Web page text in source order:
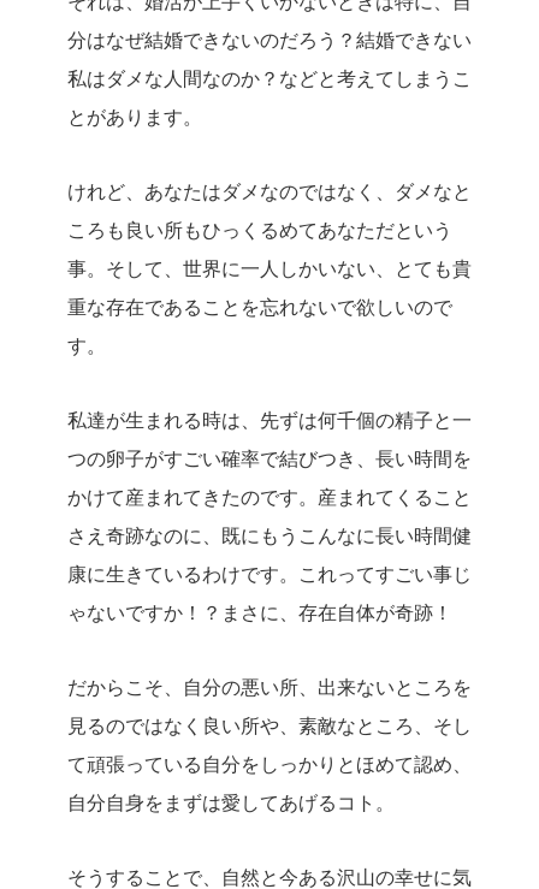
分はなぜ結婚できないのだろう？結婚できない
私はダメな人間なのか？などと考えてしまうこ
とがあります。
けれど、あなたはダメなのではなく、ダメなと
ころも良い所もひっくるめてあなただという
事。 そして、世界に一人しかいない、とても貴
重な存在であることを忘れないで欲しいので
す。
私達が生まれる時は、先ずは何千個の精子と一
つの卵子がすごい確率で結びつき、長い時間を
かけて産まれてきたのです。 産まれてくること
さえ奇跡なのに、既にもうこんなに長い時間健
康に生きているわけです。
これってすごい事じ
ゃないですか！？ まさに、存在自体が奇跡！
だからこそ、自分の悪い所、出来ないところを
見るのではなく 良い所や、素敵なところ、そし
て頑張っている自分をしっかりとほめて認め、
自分自身をまずは愛してあげるコト。
そうすることで、自然と今ある沢山の幸せに気